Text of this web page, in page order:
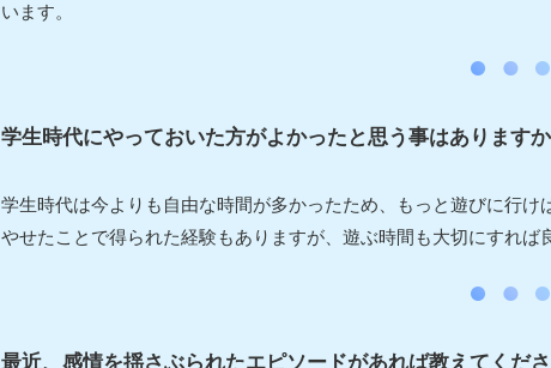
います。
学生時代にやっておいた方がよかったと思う事はありますか
学生時代は今よりも自由な時間が多かったため、もっと遊びに行
やせたことで得られた経験もありますが、遊ぶ時間も大切にすれば
最近、感情を揺さぶられたエピソードがあれば教えてくださ